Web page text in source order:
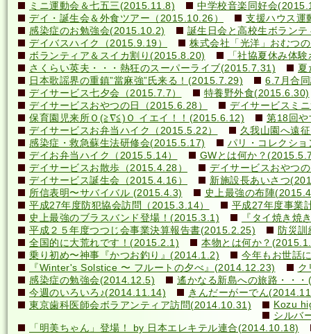
ミニ運動会＆七五三(2015.11.8)
中学校音楽同好会
デイ・誕生会＆外食ツアー（2015.10.26）
支援ハウス運
感染症のお勉強会(2015.10.2)
誕生日会と高校生ボラン
デイバスハイク（2015.9.19）
株式会社「光洋」おむつ
ボランティア＆スイカ割り(2015.8.20)
「社協夏休み体
さくらい英夫・・・熱狂のスーパーライブ(2015.7.31)
夏
日本歌謡界の重鎮”當麻強”氏来る！(2015.7.29)
6.7月合
デイサービス七夕会（2015.7.7）
特養野外食(2015.6.30)
デイサービスおやつの日（2015.6.28）
デイサービスミ
保育園児来所Ｏ(≧∇≦)Ｏ イエイ！！(2015.6.12)
第18回
デイサービスお弁当ハイク（2015.5.22）
久我山園へ遠
感染症・救急蘇生法研修会(2015.5.17)
パリ・コレクシ
デイお弁当ハイク（2015.5.14）
GWとは何か？
デイサービスお散歩（2015.4.28）
デイサービスおやつ
デイサービス誕生会（2015.4.16）
新施設長あいさつ
所信表明〜サバイバル (2015.4.3)
史上最強の布陣
平成27年度防犯協会訪問（2015.3.14）
平成27年度事業
史上最強のブラスバンド登場！(2015.3.1)
『タイ焼き焼
平成２５年度つつじ会事業決算報告書(2015.2.25)
防災
全国的に大荒れです！(2015.2.1)
本物とは何か？
乗り初め〜神事『かつお釣り』(2014.1.2)
今年もお世話
『Winter's Solstice 〜 フルートの夕べ』(2014.12.23)
ク
感染症の勉強会(2014.12.5)
遙かなる新島への旅路・・
今週のいろいろ♪(2014.11.14)
きんだーがーでん
東京歯科医師会ボラアンティア訪問(2014.10.31)
Kozu
シルバ
「明美ちゃん」登場！ by 日本エレキテル連合(2014.10.18)